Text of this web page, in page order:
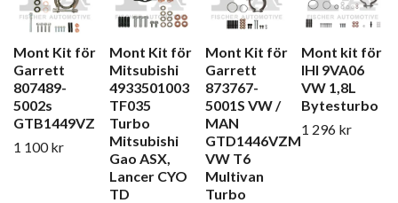
Mont Kit för
Garrett
807489-
5002s
GTB1449VZ
1 100 kr
Mont Kit för
Mitsubishi
4933501003
TF035
Turbo
Mitsubishi
Gao ASX,
Lancer CYO
TD
Mont Kit för
Garrett
873767-
5001S VW /
MAN
GTD1446VZM
VW T6
Multivan
Turbo
Mont kit för
IHI 9VA06
VW 1,8L
Bytesturbo
1 296 kr